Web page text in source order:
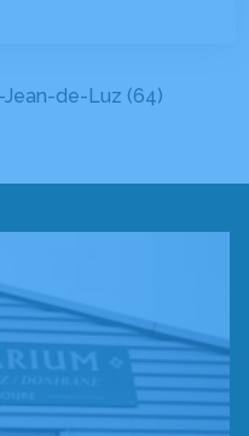
Jean-de-Luz (64)